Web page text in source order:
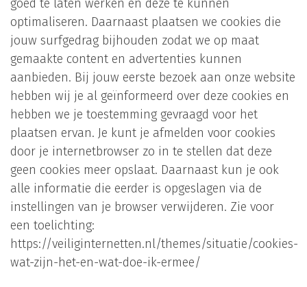
goed te laten werken en deze te kunnen
optimaliseren. Daarnaast plaatsen we cookies die
jouw surfgedrag bijhouden zodat we op maat
gemaakte content en advertenties kunnen
aanbieden. Bij jouw eerste bezoek aan onze website
hebben wij je al geïnformeerd over deze cookies en
hebben we je toestemming gevraagd voor het
plaatsen ervan. Je kunt je afmelden voor cookies
door je internetbrowser zo in te stellen dat deze
geen cookies meer opslaat. Daarnaast kun je ook
alle informatie die eerder is opgeslagen via de
instellingen van je browser verwijderen. Zie voor
een toelichting:
https://veiliginternetten.nl/themes/situatie/cookies-
wat-zijn-het-en-wat-doe-ik-ermee/